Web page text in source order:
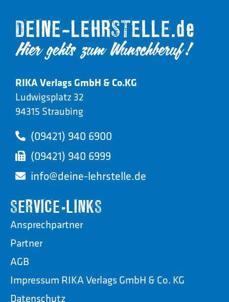
RIKA Verlags GmbH & Co.KG
Ludwigsplatz 32
94315 Straubing
(09421) 940 6900
(09421) 940 6999
info@deine-lehrstelle.de
SERVICE-LINKS
Ansprechpartner
Partner
AGB
Impressum RIKA Verlags GmbH & Co. KG
Datenschutz